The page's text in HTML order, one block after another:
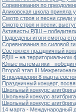
Cоревнования по
Аликовская школа приняла
Смотр строя и песни среди
Смотр строя и песни:
Активисты РДШ –
Подведены итоги смотра
Соревнования по силовой
Состоялся праздничный
РДШ – на территориальном
Юные математики -
Второй этап III
В преддверии 8 марта
Праздничный концерт,
Школьный конкурс
Школьный конкурс
Школьный конкурс
14 марта - Международный